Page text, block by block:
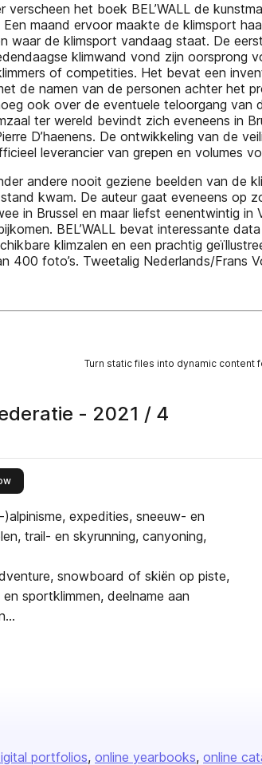
het boek BEL’WALL de
maand ervoor maakte de klimsport
waar de klimsport vandaag staat. De
klimwand vond zijn oorsprong
of competities. Het bevat een
de namen van de personen achter het
ook over de eventuele teloorgang
ter wereld bevindt zich eveneens in
D’haenens. De ontwikkeling van de
leverancier van grepen en volumes
andere nooit geziene beelden van de
kwam. De auteur gaat eveneens op
in Brussel en maar liefst eenentwintig
BEL’WALL bevat interessante
klimzalen en een prachtig
400 foto’s. Tweetalig Nederlands/
Turn static files into dynamic content
- 2021 / 4
this publisher
expedities, sneeuw- en
trail- en skyrunning, canyoning,
snowboard of skiën op piste,
sportklimmen, deelname aan
portfolios online yearbooks online